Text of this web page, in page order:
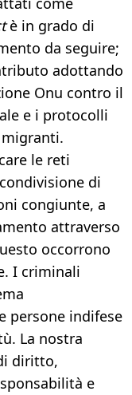
è in grado di
da seguire;
adottando
Onu contro il
e i protocolli
le reti
di
congiunte, a
attraverso
occorrono
I criminali
persone indifese
La nostra
diritto,
e